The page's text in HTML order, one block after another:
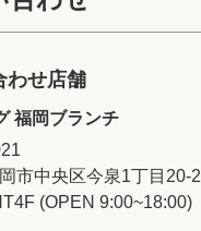
わせ店舗
福岡ブランチ
市中央区今泉1丁目20‐2
(OPEN 9:00~18:00)